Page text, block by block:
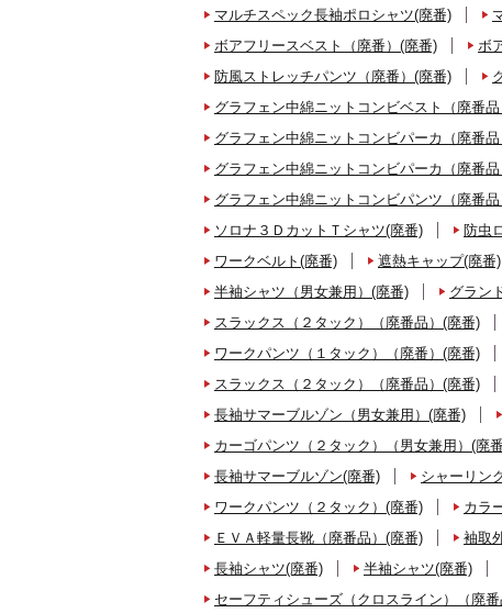
マルチスペック長袖ポロシャツ(廃番)
ボアフリースベスト（廃番）(廃番)
ボ
防風ストレッチパンツ（廃番）(廃番)
グラフェン中綿ニットコンビベスト（廃番
グラフェン中綿ニットコンビパーカ（廃番
グラフェン中綿ニットコンビパーカ（廃番
グラフェン中綿ニットコンビパンツ（廃番
ソロナ３ＤカットＴシャツ(廃番)
防虫
ワークベルト(廃番)
遮熱キャップ(廃番)
半袖シャツ（男女兼用）(廃番)
グラン
スラックス（２タック）（廃番品）(廃番)
ワークパンツ（１タック）（廃番）(廃番)
スラックス（２タック）（廃番品）(廃番)
長袖サマーブルゾン（男女兼用）(廃番)
カーゴパンツ（２タック）（男女兼用）(廃
長袖サマーブルゾン(廃番)
シャーリン
ワークパンツ（２タック）(廃番)
カラ
ＥＶＡ軽量長靴（廃番品）(廃番)
袖取
長袖シャツ(廃番)
半袖シャツ(廃番)
セーフティシューズ（クロスライン）（廃